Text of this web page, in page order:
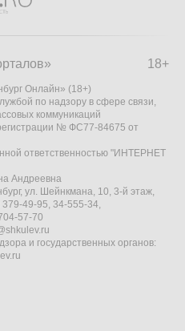
18+
Онлайн» (18+)
по надзору в сфере связи,
коммуникаций
№ ФС77-84675 от
ответственностью "ИНТЕРНЕТ
Андреевна
ул. Шейнкмана, 10, 3-й этаж,
49-95, 34-555-34,
57-70
и государственных органов: